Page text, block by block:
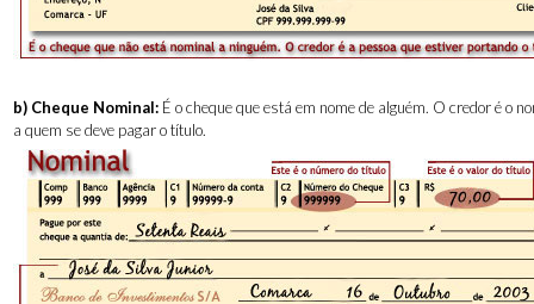
b) Cheque Nominal: É o cheque que está em nome de alguém. O credor é o
a quem se deve pagar o título.